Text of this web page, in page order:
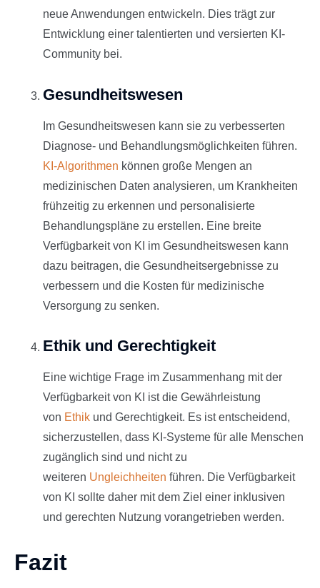
neue Anwendungen entwickeln. Dies trägt zur
Entwicklung einer talentierten und versierten KI-
Community bei.
Gesundheitswesen
Im Gesundheitswesen kann sie zu verbesserten
Diagnose- und Behandlungsmöglichkeiten führen.
KI-Algorithmen können große Mengen an
medizinischen Daten analysieren, um Krankheiten
frühzeitig zu erkennen und personalisierte
Behandlungspläne zu erstellen. Eine breite
Verfügbarkeit von KI im Gesundheitswesen kann
dazu beitragen, die Gesundheitsergebnisse zu
verbessern und die Kosten für medizinische
Versorgung zu senken.
Ethik und Gerechtigkeit
Eine wichtige Frage im Zusammenhang mit der
Verfügbarkeit von KI ist die Gewährleistung
von Ethik und Gerechtigkeit. Es ist entscheidend,
sicherzustellen, dass KI-Systeme für alle Menschen
zugänglich sind und nicht zu
weiteren Ungleichheiten führen. Die Verfügbarkeit
von KI sollte daher mit dem Ziel einer inklusiven
und gerechten Nutzung vorangetrieben werden.
Fazit